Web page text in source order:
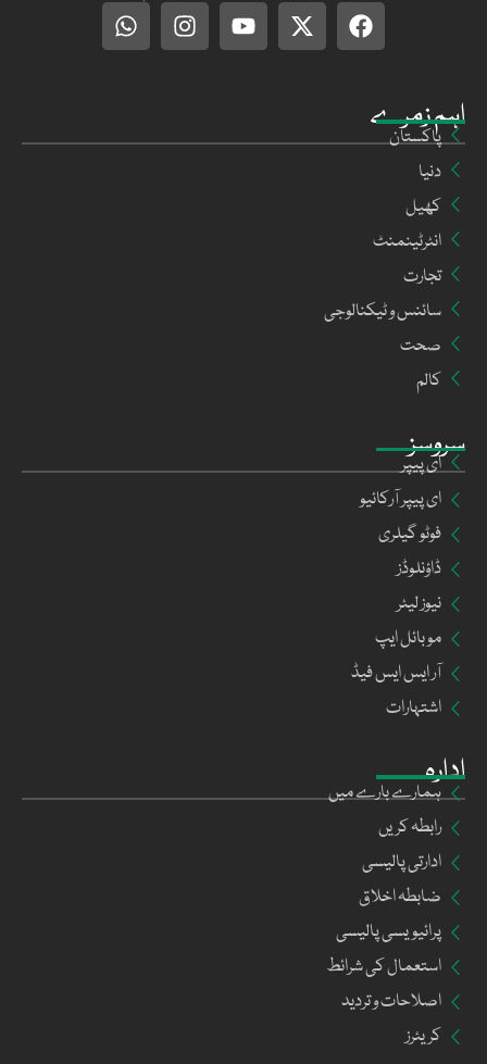
ادارہ
ہمارے بارے میں
رابطہ کریں
ادارتی پالیسی
ضابطہ اخلاق
پرائیویسی پالیسی
استعمال کی شرائط
اصلاحات و تردید
کریئرز
سروسز
ای پیپر
ای پیپر آرکائیو
فوٹو گیلری
ڈاؤنلوڈز
نیوز لیٹر
موبائل ایپ
آر ایس ایس فیڈ
اشتہارات
اہم زمرے
پاکستان
دنیا
کھیل
انٹرٹینمنٹ
تجارت
سائنس و ٹیکنالوجی
صحت
کالم